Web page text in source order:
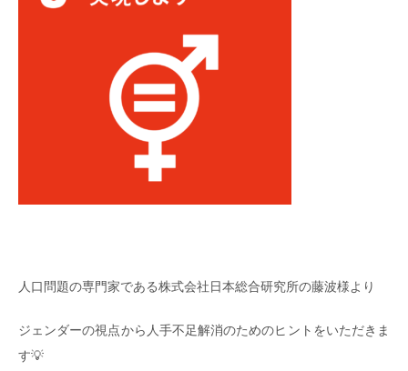
人口問題の専門家である株式会社日本総合研究所の藤波様より
ジェンダーの視点から人手不足解消のためのヒントをいただきま
す💡